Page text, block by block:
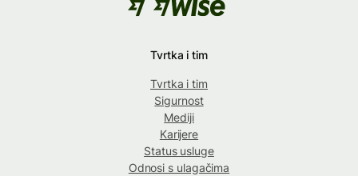
Tvrtka i tim
Tvrtka i tim
Sigurnost
Mediji
Karijere
Status usluge
Odnosi s ulagačima